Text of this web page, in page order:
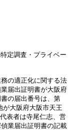
定調査・プライベー
の適正化に関する法
届出証明書が大阪府
の届出番号は、第
が大阪府大阪市天王
表者は寺尾仁志、営
業届出証明書の記載